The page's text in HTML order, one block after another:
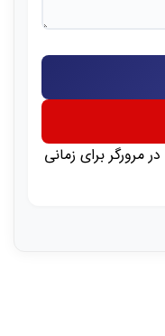
مرورگر برای زمانی